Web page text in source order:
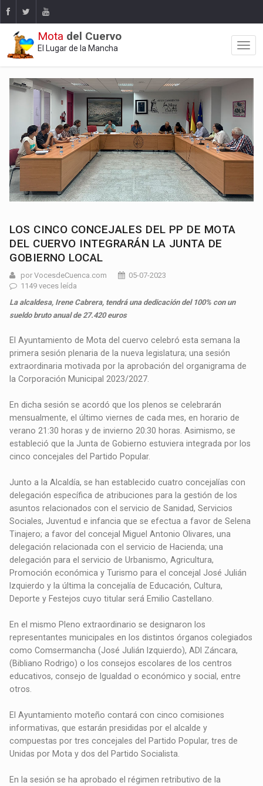
Mota del Cuervo
El Lugar de la Mancha
LOS CINCO CONCEJALES DEL PP DE MOTA
DEL CUERVO INTEGRARÁN LA JUNTA DE
GOBIERNO LOCAL
por VocesdeCuenca.com
05-07-2023
1149 veces leída
La alcaldesa, Irene Cabrera, tendrá una dedicación del 100% con un
sueldo bruto anual de 27.420 euros
El Ayuntamiento de Mota del cuervo celebró esta semana la
primera sesión plenaria de la nueva legislatura; una sesión
extraordinaria motivada por la aprobación del organigrama de
la Corporación Municipal 2023/2027.
En dicha sesión se acordó que los plenos se celebrarán
mensualmente, el último viernes de cada mes, en horario de
verano 21:30 horas y de invierno 20:30 horas. Asimismo, se
estableció que la Junta de Gobierno estuviera integrada por los
cinco concejales del Partido Popular.
Junto a la Alcaldía, se han establecido cuatro concejalías con
delegación específica de atribuciones para la gestión de los
asuntos relacionados con el servicio de Sanidad, Servicios
Sociales, Juventud e infancia que se efectua a favor de Selena
Tinajero; a favor del concejal Miguel Antonio Olivares, una
delegación relacionada con el servicio de Hacienda; una
delegación para el servicio de Urbanismo, Agricultura,
Promoción económica y Turismo para el concejal José Julián
Izquierdo y la última la concejalía de Educación, Cultura,
Deporte y Festejos cuyo titular será Emilio Castellano.
En el mismo Pleno extraordinario se designaron los
representantes municipales en los distintos órganos colegiados
como Comsermancha (José Julián Izquierdo), ADI Záncara,
(Bibliano Rodrigo) o los consejos escolares de los centros
educativos, consejo de Igualdad o económico y social, entre
otros.
El Ayuntamiento moteño contará con cinco comisiones
informativas, que estarán presididas por el alcalde y
compuestas por tres concejales del Partido Popular, tres de
Unidas por Mota y dos del Partido Socialista.
En la sesión se ha aprobado el régimen retributivo de la